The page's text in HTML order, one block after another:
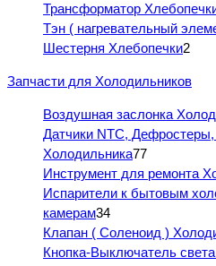
Трансформатор
Тэн ( нагревательный
Шестерня Хлебопечки2
Запчасти для Холодильников
Воздушная заслонка
Датчики NTC,
Холодильника77
Инструмент для ремонта
Испарители к бытовым
камерам34
Клапан ( Соленоид )
Кнопка-Выключатель